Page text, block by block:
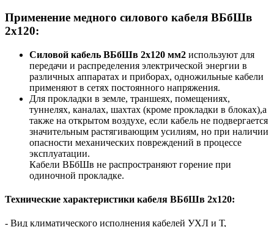
Применение медного силового кабеля ВБбШв
2x120:
Силовой кабель ВБбШв 2х120 мм2 используют для
передачи и распределения электрической энергии в
различных аппаратах и приборах, одножильные кабели
применяют в сетях постоянного напряжения.
Для прокладки в земле, траншеях, помещениях,
туннелях, каналах, шахтах (кроме прокладки в блоках),а
также на открытом воздухе, если кабель не подвергается
значительным растягивающим усилиям, но при наличии
опасности механических повреждений в процессе
эксплуатации.
Кабели ВБбШв не распространяют горение при
одиночной прокладке.
Технические характеристики кабеля ВБбШв 2х120:
- Вид климатического исполнения кабелей УХЛ и Т,